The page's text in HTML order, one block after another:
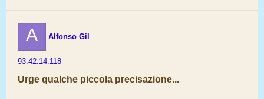
A Alfonso Gil
93.42.14.118
Urge qualche piccola precisazione...